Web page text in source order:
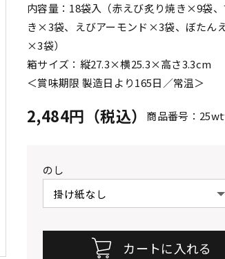
内容量：18袋入（赤えび炙り焼き×9袋
き×3袋、えびアーモンド×3袋、ぼたん
×3袋）
箱サイズ：縦27.3×横25.3×高さ3.3cm
＜賞味期限 製造日より165日／常温＞
2,484円（税込） 商品番号：
のし